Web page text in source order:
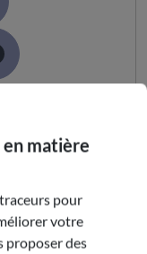
matière
pour
votre
proposer des